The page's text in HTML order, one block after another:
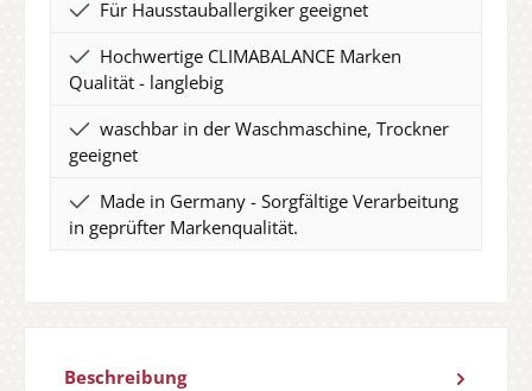
Für Hausstauballergiker geeignet
Hochwertige CLIMABALANCE Marken
Qualität - langlebig
waschbar in der Waschmaschine, Trockner
geeignet
Made in Germany - Sorgfältige Verarbeitung
in geprüfter Markenqualität.
Beschreibung